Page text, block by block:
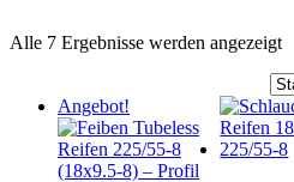
Alle 7 Ergebnisse werden angezeigt
Angebot!